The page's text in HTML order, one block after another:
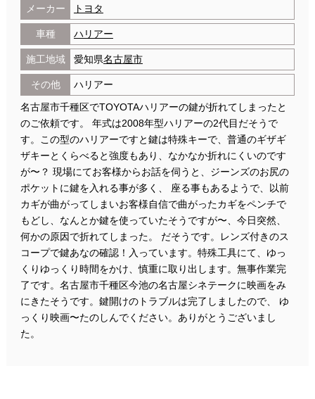
メーカー トヨタ
車種 ハリアー
施工地域 愛知県名古屋市
その他
ハリアー
名古屋市千種区でTOYOTAハリアーの鍵が折れてしまったと
のご依頼です。 年式は2008年型ハリアーの2代目だそうで
す。この型のハリアーですと鍵は特殊キーで、普通のギザギ
ザキーとくらべると強度もあり、なかなか折れにくいのです
が〜？ 現場にてお客様からお話を伺うと、ジーンズのお尻の
ポケットに鍵を入れる事が多く、 座る事もあるようで、以前
カギが曲がってしまいお客様自信で曲がったカギをペンチで
もどし、なんとか鍵を使っていたそうですが〜、今日突然、
何かの原因で折れてしまった。 だそうです。レンズ付きのス
コープで鍵あなの確認！入っています。特殊工具にて、ゆっ
くりゆっくり時間をかけ、慎重に取り出します。無事作業完
了です。名古屋市千種区今池の名古屋シネテークに映画をみ
にきたそうです。鍵開けのトラブルは完了しましたので、 ゆ
っくり映画〜たのしんでください。ありがとうございまし
た。